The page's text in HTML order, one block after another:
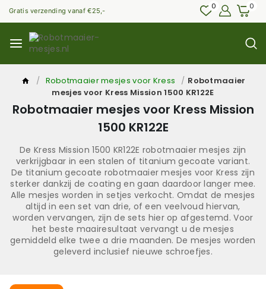
Gratis verzending vanaf €25,- 0 0
/ Robotmaaier mesjes voor Kress / Robotmaaier
mesjes voor Kress Mission 1500 KR122E
Robotmaaier mesjes voor Kress Mission
1500 KR122E
De Kress Mission 1500 KR122E robotmaaier mesjes zijn
verkrijgbaar in een stalen of titanium gecoate variant.
De titanium gecoate robotmaaier mesjes voor Kress zijn
sterker dankzij de coating en gaan daardoor langer mee.
Alle mesjes worden in setjes verkocht. Omdat de mesjes
altijd in een set van drie, of een veelvoud hiervan,
worden vervangen, zijn de sets hier op afgestemd. Voor
het beste maairesultaat vervangt u de mesjes
gemiddeld elke twee a drie maanden. De mesjes worden
geleverd inclusief nieuwe schroefjes.